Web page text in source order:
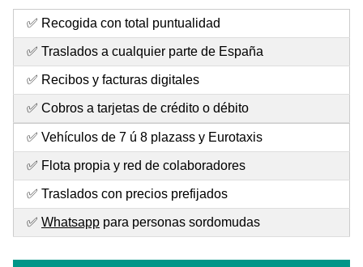
✅ Recogida con total puntualidad
✅ Traslados a cualquier parte de España
✅ Recibos y facturas digitales
✅ Cobros a tarjetas de crédito o débito
✅ Vehículos de 7 ú 8 plazass y Eurotaxis
✅ Flota propia y red de colaboradores
✅ Traslados con precios prefijados
✅ Whatsapp para personas sordomudas